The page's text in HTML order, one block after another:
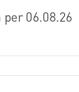
06.08.26